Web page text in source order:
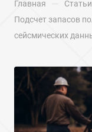
Главная — Статьи
Подсчет запасов
сейсмических